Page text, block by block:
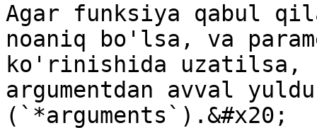
Agar funksiya qabul
noaniq bo'lsa, va
ko'rinishida uzatilsa,
argumentdan avval
(`*arguments`).&#x20;